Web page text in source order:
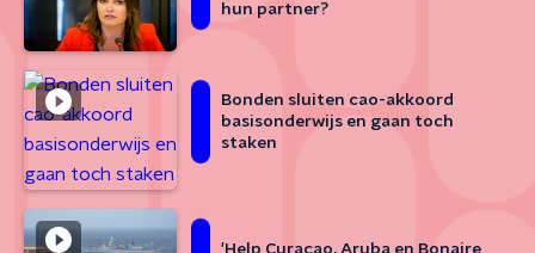
hun partner?
Bonden sluiten cao-akkoord
basisonderwijs en gaan toch
staken
'Help Curaçao, Aruba en Bonaire